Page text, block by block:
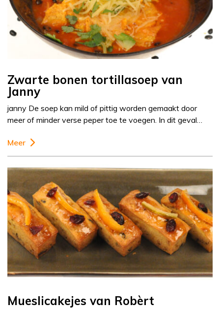
Zwarte bonen tortillasoep van
Janny
janny De soep kan mild of pittig worden gemaakt door
meer of minder verse peper toe te voegen. In dit geval…
Meer
Mueslicakejes van Robèrt